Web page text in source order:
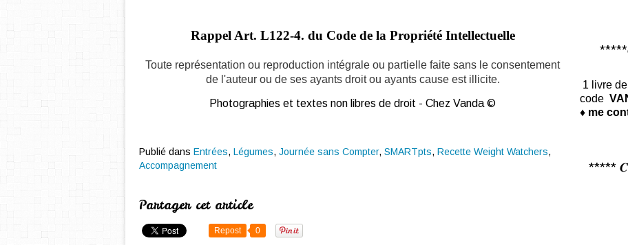
Rappel Art. L122-4. du Code de la Propriété Intellectuelle
Toute représentation ou reproduction intégrale ou partielle faite sans le consentement
de l'auteur ou de ses ayants droit ou ayants cause est illicite.
Photographies et textes non libres de droit - Chez Vanda ©
Publié dans Entrées, Légumes, Journée sans Compter, SMARTpts, Recette Weight Watchers,
Accompagnement
Partager cet article
Repost 0
1 livre
code
♦ me
*****